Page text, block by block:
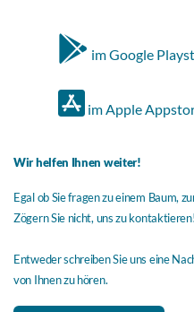
im Google
im Apple
Wir helfen Ihnen weiter!
Egal ob Sie fragen zu einem Baum,
Zögern Sie nicht, uns zu kontaktieren!
Entweder schreiben Sie uns eine
von Ihnen zu hören.